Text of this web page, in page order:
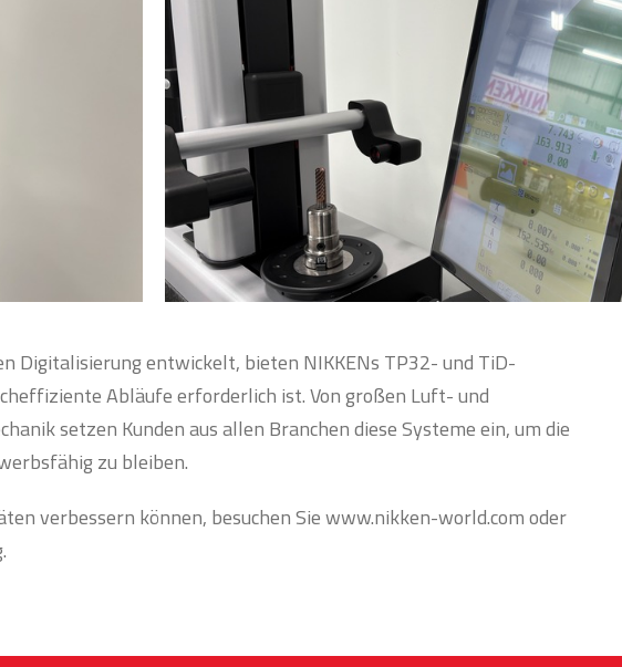
Digitalisierung entwickelt, bieten NIKKENs TP32- und TiD-
Abläufe erforderlich ist. Von großen Luft- und
setzen Kunden aus allen Branchen diese Systeme ein, um die
zu bleiben.
verbessern können, besuchen Sie www.nikken-world.com oder